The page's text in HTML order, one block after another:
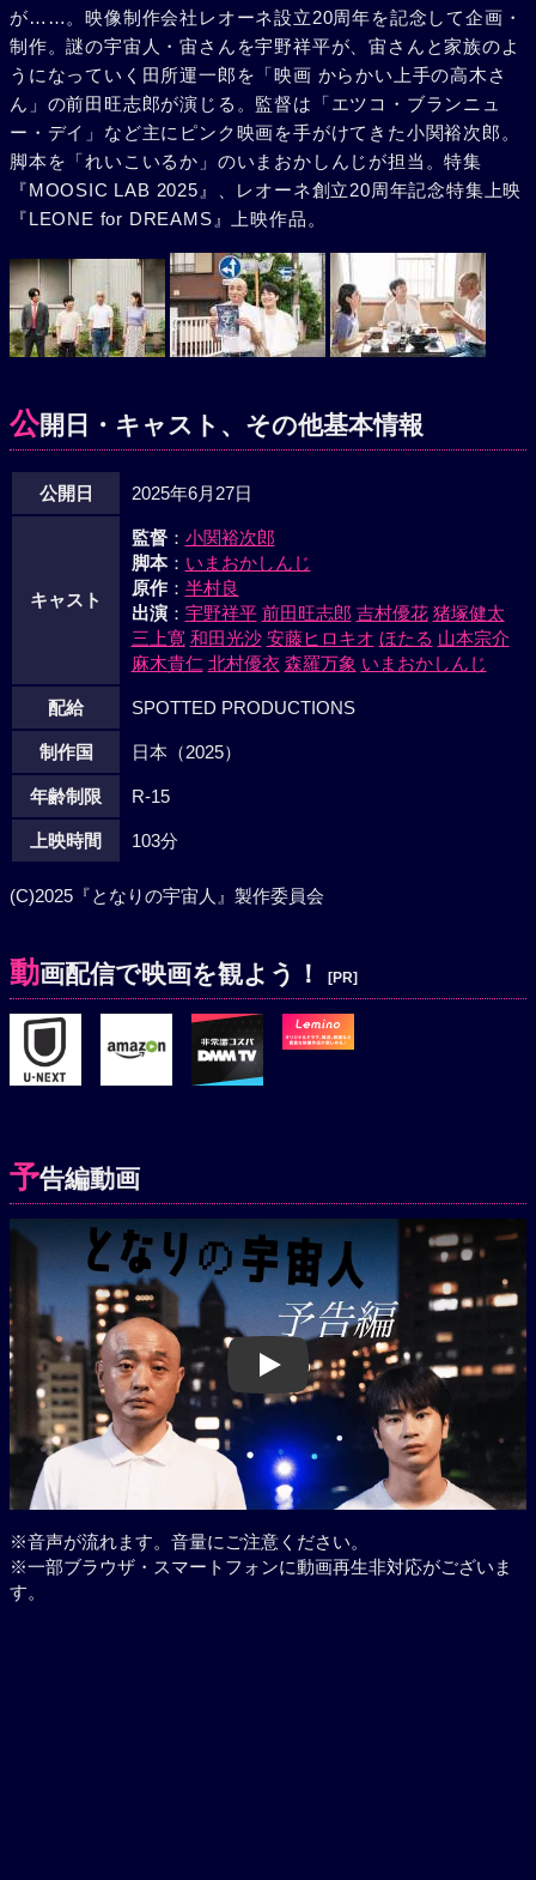
が……。映像制作会社レオーネ設立20周年を記念して企画・
制作。謎の宇宙人・宙さんを宇野祥平が、宙さんと家族のよ
うになっていく田所運一郎を「映画 からかい上手の高木さ
ん」の前田旺志郎が演じる。監督は「エツコ・ブランニュ
ー・デイ」など主にピンク映画を手がけてきた小関裕次郎。
脚本を「れいこいるか」のいまおかしんじが担当。特集
『MOOSIC LAB 2025』、レオーネ創立20周年記念特集上映
『LEONE for DREAMS』上映作品。
公開日・キャスト、その他基本情報
公開日 2025年6月27日
キャスト
監督： 小関裕次郎
脚本： いまおかしんじ
原作： 半村良
出演： 宇野祥平 前田旺志郎 吉村優花 猪塚健太
三上寛 和田光沙 安藤ヒロキオ ほたる 山本宗介
麻木貴仁 北村優衣 森羅万象 いまおかしんじ
配給 SPOTTED PRODUCTIONS
制作国 日本（2025）
年齢制限 R-15
上映時間 103分
(C)2025『となりの宇宙人』製作委員会
動画配信で映画を観よう！ [PR]
予告編動画
Play
※音声が流れます。音量にご注意ください。
※一部ブラウザ・スマートフォンに動画再生非対応がございま
す。